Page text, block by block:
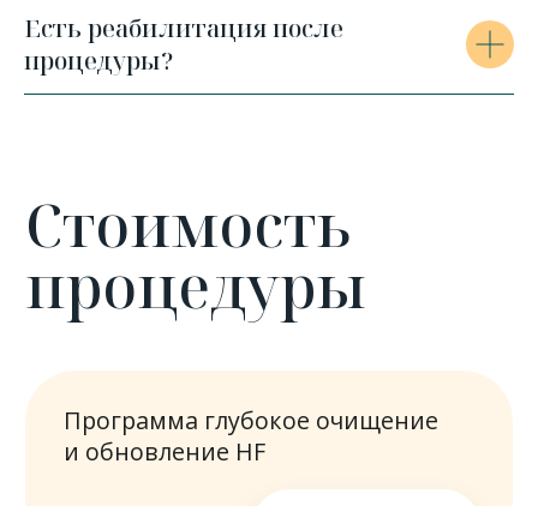
Есть реабилитация после
процедуры?